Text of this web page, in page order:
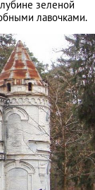
зеленой
лавочками.